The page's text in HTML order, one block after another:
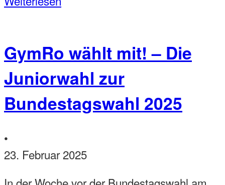
GymRo wählt mit! – Die
Juniorwahl zur
Bundestagswahl 2025
•
23. Februar 2025